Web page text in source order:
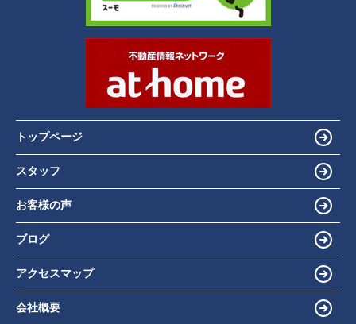
トップページ
スタッフ
お客様の声
ブログ
アクセスマップ
会社概要